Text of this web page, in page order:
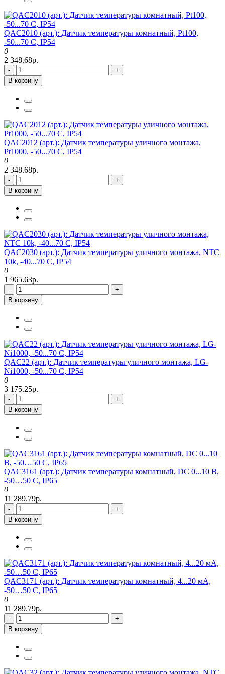
QAC2010 (арт.): Датчик температуры комнатный, Pt100,
-50...70 C, IP54
0
2 348.68р.
-
+
В корзину
QAC2012 (арт.): Датчик температуры уличного монтажа,
Pt1000, -50...70 C, IP54
0
2 348.68р.
-
+
В корзину
QAC2030 (арт.): Датчик температуры уличного монтажа, NTC
10k, -40...70 C, IP54
0
1 965.63р.
-
+
В корзину
QAC22 (арт.): Датчик температуры уличного монтажа, LG-
Ni1000, -50...70 C, IP54
0
3 175.25р.
-
+
В корзину
QAC3161 (арт.): Датчик температуры комнатный, DC 0...10 В,
-50…50 C, IP65
0
11 289.79р.
-
+
В корзину
QAC3171 (арт.): Датчик температуры комнатный, 4...20 мА,
-50…50 C, IP65
0
11 289.79р.
-
+
В корзину